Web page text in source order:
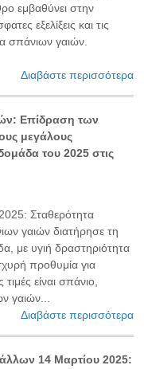
εμβαθύνει στην
εξελίξεις και τις
σπάνιων γαιών.
Διαβάστε περισσότερα
Επίδραση των
μεγάλους
του 2025 στις
Σταθερότητα
γαιών διατήρησε τη
με υγιή δραστηριότητα
προθυμία για
είναι σπάνιο,
γαιών...
Διαβάστε περισσότερα
14 Μαρτίου 2025: